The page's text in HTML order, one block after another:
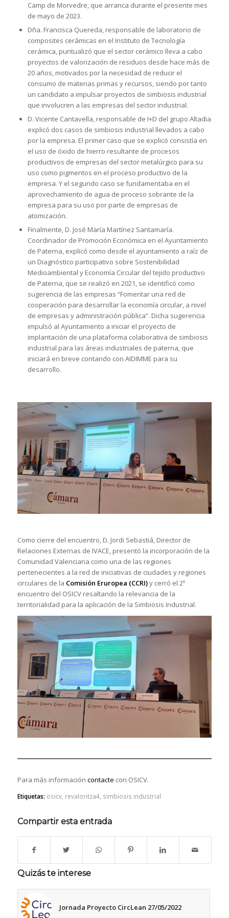
Camp de Morvedre, que arranca durante el presente mes
de mayo de 2023.
Dña. Francisca Quereda, responsable de laboratorio de
composites cerámicas en el Instituto de Tecnología
cerámica, puntualizó que el sector cerámico lleva a cabo
proyectos de valorización de residuos desde hace más de
20 años, motivados por la necesidad de reducir el
consumo de materias primas y recursos, siendo por tanto
un candidato a impulsar proyectos de simbiosis industrial
que involucren a las empresas del sector industrial.
D. Vicente Cantavella, responsable de I+D del grupo Altadia
explicó dos casos de simbiosis industrial llevados a cabo
por la empresa. El primer caso que se explicó consistía en
el uso de óxido de hierro resultante de procesos
productivos de empresas del sector metalúrgico para su
uso como pigmentos en el proceso productivo de la
empresa. Y el segundo caso se fundamentaba en el
aprovechamiento de agua de proceso sobrante de la
empresa para su uso por parte de empresas de
atomización.
Finalmente, D. José María Martínez Santamaría.
Coordinador de Promoción Económica en el Ayuntamiento
de Paterna, explicó como desde el ayuntamiento a raíz de
un Diagnóstico participativo sobre Sostenibilidad
Medioambiental y Economía Circular del tejido productivo
de Paterna, que se realizó en 2021, se identificó como
sugerencia de las empresas “Fomentar una red de
cooperación para desarrollar la economía circular, a nivel
de empresas y administración pública”. Dicha sugerencia
impulsó al Ayuntamiento a iniciar el proyecto de
implantación de una plataforma colaborativa de simbiosis
industrial para las áreas industriales de paterna, que
iniciará en breve contando con AIDIMME para su
desarrollo.
Como cierre del encuentro, D. Jordi Sebastiá, Director de
Relaciones Externas de IVACE, presentó la incorporación de la
Comunidad Valenciana como una de las regiones
pertenecientes a la red de iniciativas de ciudades y regiones
circulares de la Comisión Eruropea (CCRI)y cerró el 2º
encuentro del OSICV resaltando la relevancia de la
territorialidad para la aplicación de la Simbiosis Industrial.
Para más información contacte con OSICV.
Etiquetas: osicv, revaloritza4, simbiosis industrial
Compartir esta entrada
Quizás te interese
Jornada Proyecto CircLean 27/05/2022